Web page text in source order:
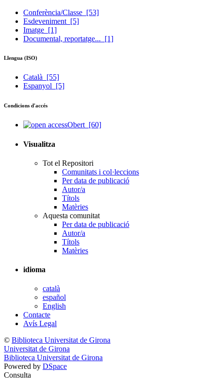
Conferència/Classe [53]
Esdeveniment [5]
Imatge [1]
Documental, reportatge... [1]
Llengua (ISO)
Català [55]
Espanyol [5]
Condicions d'accés
Obert [60]
Visualitza
Tot el Repositori
Comunitats i col·leccions
Per data de publicació
Autor/a
Títols
Matèries
Aquesta comunitat
Per data de publicació
Autor/a
Títols
Matèries
idioma
català
español
English
Contacte
Avís Legal
© Biblioteca Universitat de Girona
Universitat de Girona
Biblioteca Universitat de Girona
Powered by DSpace
Consulta